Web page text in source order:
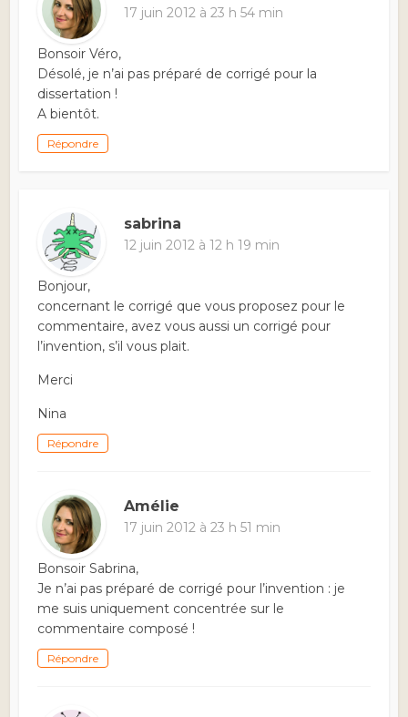
17 juin 2012 à 23 h 54 min
Bonsoir Véro,
Désolé, je n’ai pas préparé de corrigé pour la
dissertation !
A bientôt.
Répondre
sabrina
12 juin 2012 à 12 h 19 min
Bonjour,
concernant le corrigé que vous proposez pour le
commentaire, avez vous aussi un corrigé pour
l’invention, s’il vous plait.
Merci
Nina
Répondre
Amélie
17 juin 2012 à 23 h 51 min
Bonsoir Sabrina,
Je n’ai pas préparé de corrigé pour l’invention : je
me suis uniquement concentrée sur le
commentaire composé !
Répondre